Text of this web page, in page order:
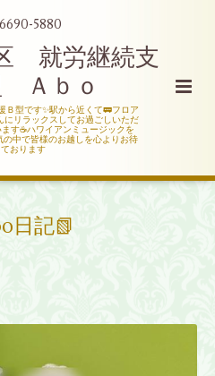
5880
就労継続支
Ａｂｏ
Ｂ型です✨駅から近くて🚃フロア
にリラックスしてお過ごしいただ
す☕ハワイアンミュージックを
の中で皆様のお越しを心よりお待
おります
日記📗